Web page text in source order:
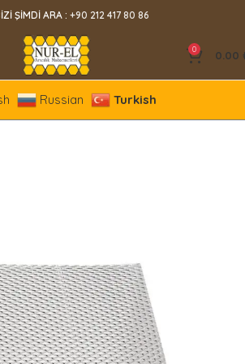
ŞİMDİ ARA :+90 212 417 80 86
0 0.00
Russian Turkish